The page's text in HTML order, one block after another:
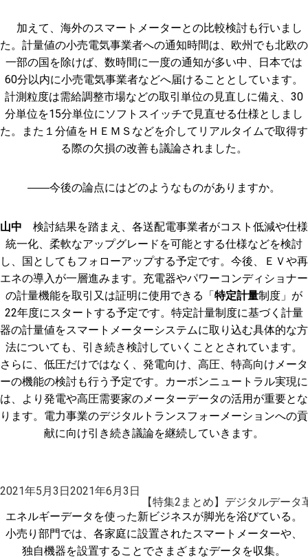
加えて、海外のスマートメーターとの比較検討も行いまし
た。計量値の小売電気事業者への通知時間は、欧州でも北欧の
一部の国を除けば、数時間に一度の通知が多い中、日本では
60分以内に小売電気事業者などへ届けることとしています。
計測粒度は需給調整市場などの取引単位の見直しに備え、30
分単位を15分単位にソフトスイッチで見直せる仕様としまし
た。また１分値をＨＥＭＳなどを介してリアルタイムで取得す
る際の欠損の改善も議論されました。
――今後の論点にはどのようなものがありますか。
山中 検討結果を踏まえ、各送配電事業者がコスト低減や仕様
統一化、柔軟なアップグレードを可能とする仕様などを検討
し、国としてもフォローアップする予定です。今後、ＥＶや再
エネの導入が一層進みます。充電器やパワーコンディショナー
の計量機能を取引又は証明に使用できる「特定計量制度」が
22年度にスタートする予定です。特定計量制度に基づく計量
器の計量値をスマートメーターシステムに取り込む具体的な方
法についても、引き続き検討していくこととされています。
さらに、低圧だけではなく、発電向け、高圧、特高向けメータ
ーの機能の検討も行う予定です。カーボンニュートラル実現に
は、より発電や高圧需要家のメーターデータの活用が重要とな
ります。電力事業のデジタルトランスフォーメーションへの貢
献に向け引き続き議論を継続していきます。
投
日:
2021年5月3日2021年6月3日
【特集2まとめ】デジタルデー
エネルギーデータを使った新ビジネスが脚光を浴びている。
小売り部門では、各家庭に設置されたスマートメーターや、
独自機器を設置することでさまざまなデータを収集。